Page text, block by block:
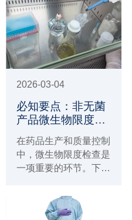
制造对清洁度要求苛
刻，正推动一场 “清洁
革命”，而核心 “武
器”，竟是看似普通的
无尘纸。
2026-03-04
必知要点：非无菌
产品微生物限度检
查全解析！
在药品生产和质量控制
中，微生物限度检查是
一项重要的环节。下面